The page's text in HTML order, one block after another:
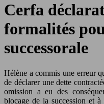
Cerfa
formalités
successorale
Hélène a commis une erreur que beaucoup commettent : elle a omis
de déclarer une dette
omission a eu des
blocage de la succession et